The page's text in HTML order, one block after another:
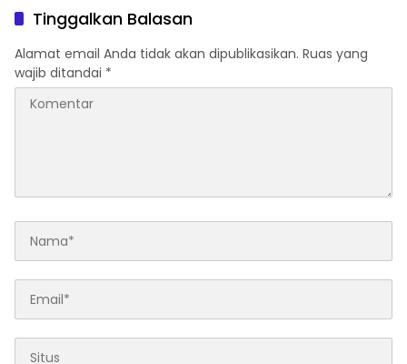
Diamankan
Tinggalkan Balasan
Alamat email Anda tidak akan dipublikasikan. Ruas yang
wajib ditandai *